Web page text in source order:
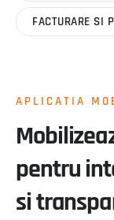
FACTURARE SI
APLICATIA
pentru
si